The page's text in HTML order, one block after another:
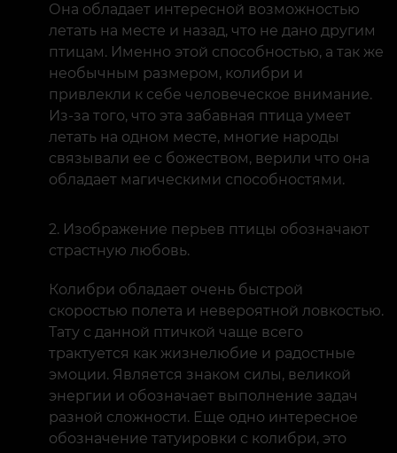
Она обладает интересной возможностью
летать на месте и назад, что не дано другим
птицам. Именно этой способностью, а так же
необычным размером, колибри и
привлекли к себе человеческое внимание.
Из-за того, что эта забавная птица умеет
летать на одном месте, многие народы
связывали ее с божеством, верили что она
обладает магическими способностями.
Изображение перьев птицы обозначают
страстную любовь.
Колибри обладает очень быстрой
скоростью полета и невероятной ловкостью.
Тату с данной птичкой чаще всего
трактуется как жизнелюбие и радостные
эмоции. Является знаком силы, великой
энергии и обозначает выполнение задач
разной сложности. Еще одно интересное
обозначение татуировки с колибри, это